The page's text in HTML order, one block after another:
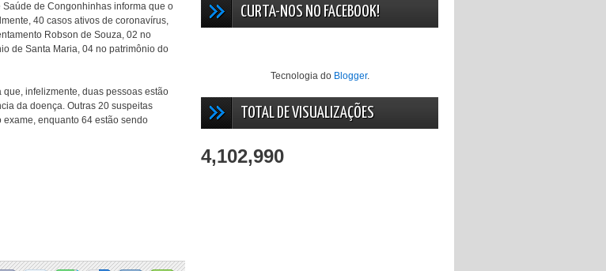
de Congonhinhas informa que o
40 casos ativos de coronavírus,
Robson de Souza, 02 no
de Santa Maria, 04 no patrimônio do
infelizmente, duas pessoas estão
da doença. Outras 20 suspeitas
enquanto 64 estão sendo
CURTA-NOS NO FACEBOOK!
Tecnologia do Blogger.
TOTAL DE VISUALIZAÇÕES
4,102,990